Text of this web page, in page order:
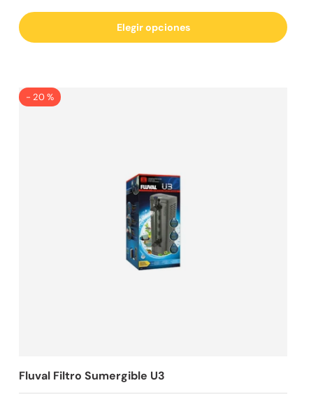
Elegir opciones
- 20 %
Fluval Filtro Sumergible U3